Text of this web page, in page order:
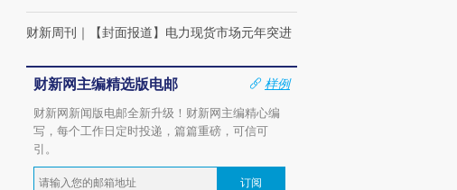
财新周刊 ｜ 【封面报道】电力现货市场元年突进
财新网主编精选版电邮
样例
财新网新闻版电邮全新升级！财新网主编精心编
写，每个工作日定时投递，篇篇重磅，可信可
引。
订阅